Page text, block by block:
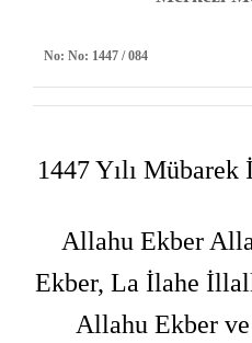
No: No: 1447 / 084
1447 Yılı
Allahu Ekber
Ekber, La İlahe
Allahu Ekber